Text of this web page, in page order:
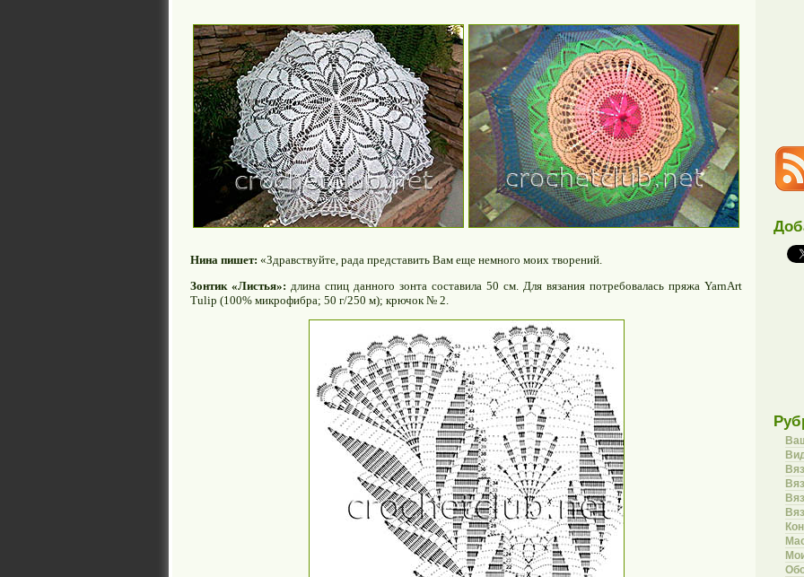
Нина пишет: «Здравствуйте, рада представить Вам еще немного моих творений.
Зонтик «Листья»: длина спиц данного зонта составила 50 см. Для вязания потребовалась пряжа YarnArt
Tulip (100% микрофибра; 50 г/250 м); крючок № 2.